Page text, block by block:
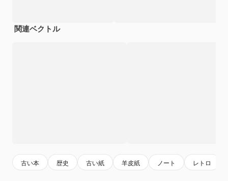
関連ベクトル
古い本 歴史 古い紙 羊皮紙 ノート レトロ